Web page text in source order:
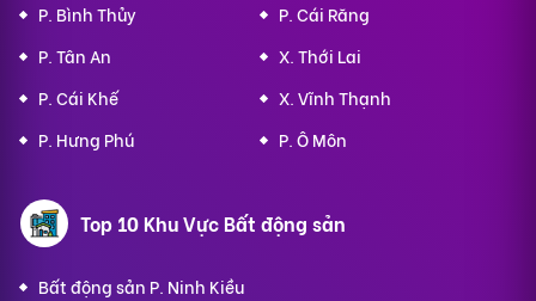
P. Bình Thủy
P. Cái Răng
P. Tân An
X. Thới Lai
P. Cái Khế
X. Vĩnh Thạnh
P. Hưng Phú
P. Ô Môn
Top 10 Khu Vực Bất động sản
Bất động sản P. Ninh Kiều